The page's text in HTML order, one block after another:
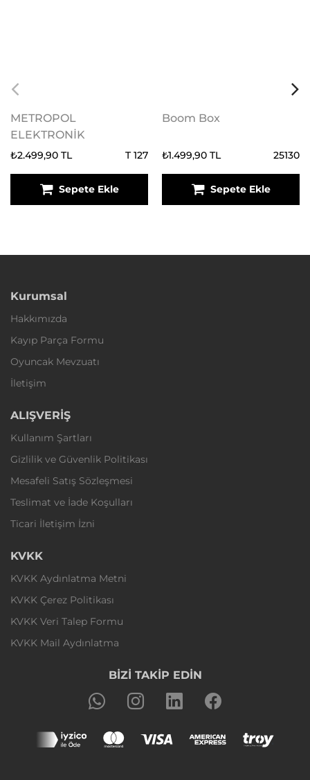
METROPOL
ELEKTRONİK
₺2.499,90 TL T 127
Sepete Ekle
Boom Box
₺1.499,90 TL 25130
Sepete Ekle
Kurumsal
Hakkımızda
Kayıp Parça Formu
Oyuncak Mevzuatı
İletişim
ALIŞVERİŞ
Kullanım Şartları
Gizlilik ve Güvenlik Politikası
Mesafeli Satış Sözleşmesi
Teslimat ve İade Koşulları
Ticari İletişim İzni
KVKK
KVKK Aydınlatma Metni
KVKK Çerez Politikası
KVKK Veri Talep Formu
KVKK Mail Aydınlatma
BİZİ TAKİP EDİN